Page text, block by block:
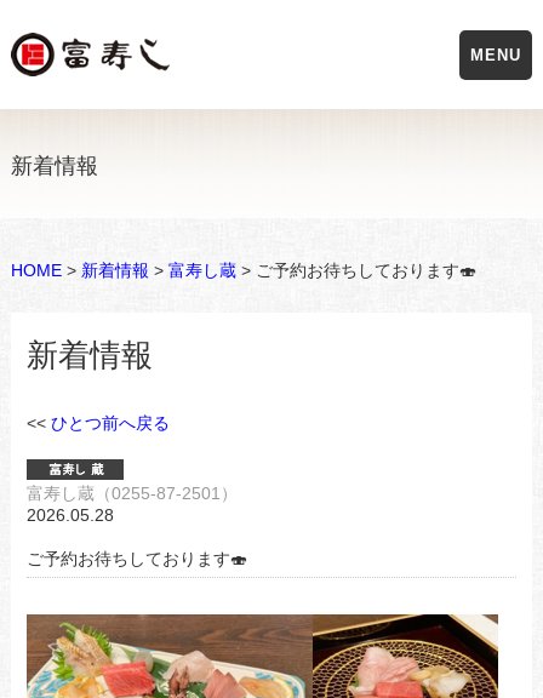
新着情報
HOME> 新着情報 > 富寿し蔵> ご予約お待ちしております🍣
新着情報
<< ひとつ前へ戻る
富寿し蔵（0255-87-2501）
2026.05.28
ご予約お待ちしております🍣
MENU